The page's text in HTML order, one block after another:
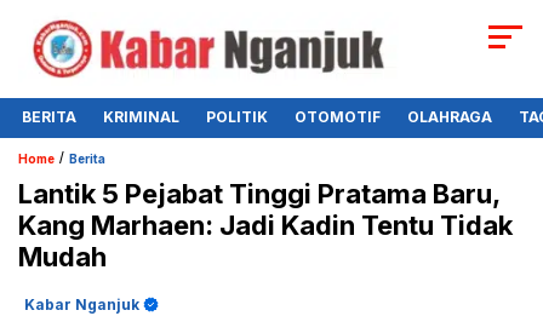
BERITA KRIMINAL POLITIK OTOMOTIF OLAHRAGA
Home / Berita
Lantik 5 Pejabat Tinggi Pratama Baru,
Kang Marhaen: Jadi Kadin Tentu Tidak
Mudah
Kabar Nganjuk